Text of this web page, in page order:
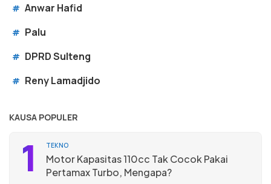
# Anwar Hafid
# Palu
# DPRD Sulteng
# Reny Lamadjido
KAUSA POPULER
1 TEKNO
Motor Kapasitas 110cc Tak Cocok Pakai
Pertamax Turbo, Mengapa?